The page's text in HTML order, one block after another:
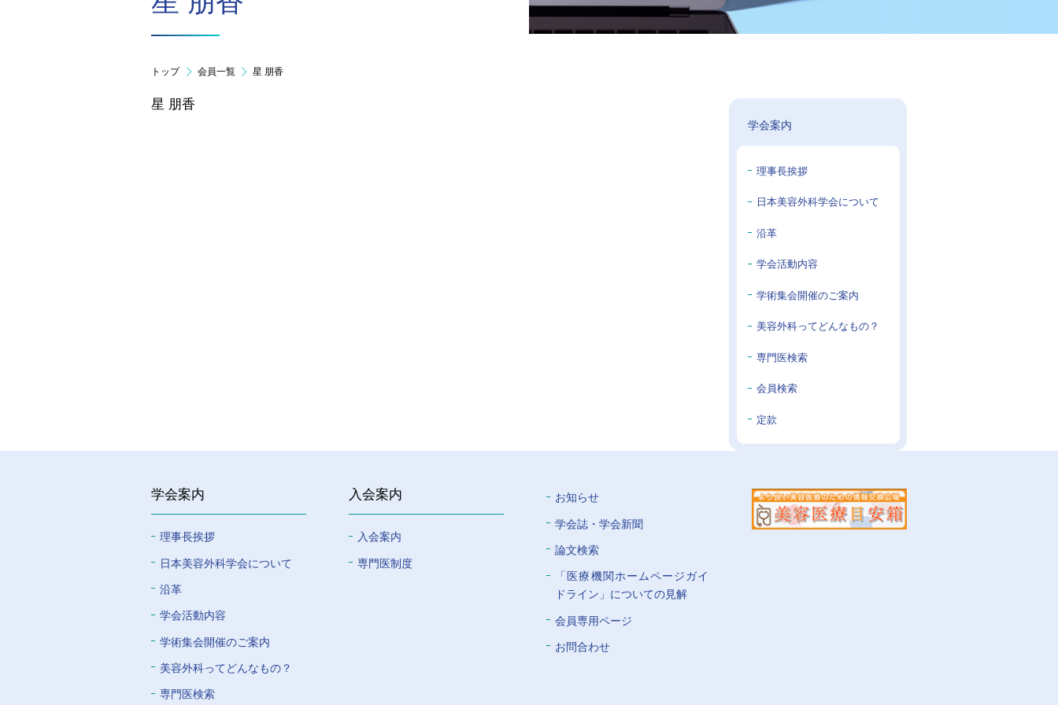
トップ 会員一覧 星 朋香
学会案内
理事長挨拶
日本美容外科学会について
沿革
学会活動内容
学術集会開催のご案内
美容外科ってどんなもの？
専門医検索
会員検索
定款
星 朋香
学会案内
理事長挨拶
⽇本美容外科学会について
沿革
学会活動内容
学術集会開催のご案内
美容外科ってどんなもの？
専門医検索
入会案内
入会案内
専門医制度
お知らせ
学会誌・学会新聞
論文検索
「医療機関ホームページガイ
ドライン」についての⾒解
会員専⽤ページ
お問合わせ